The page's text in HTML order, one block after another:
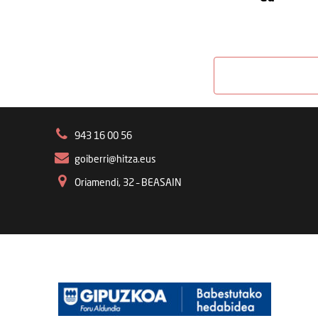
943 16 00 56
goiberri@hitza.eus
Oriamendi, 32 – BEASAIN